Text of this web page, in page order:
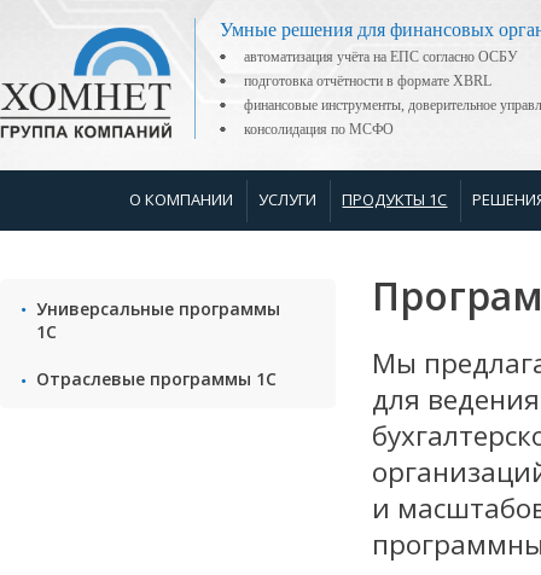
Умные решения для финансовых
автоматизация учёта на ЕПС согласно ОСБУ
подготовка отчётности в формате XBRL
финансовые инструменты, доверительное
консолидация по МСФО
О КОМПАНИИ УСЛУГИ ПРОДУКТЫ 1С
Универсальные программы
1C
Отраслевые программы 1С
Мы
для
и